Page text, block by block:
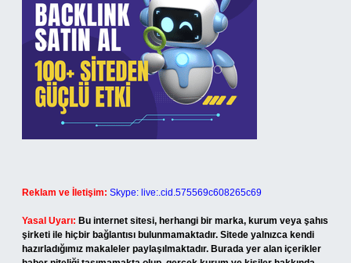
Reklam ve İletişim: Skype: live:.cid.575569c608265c69
Yasal Uyarı: Bu internet sitesi, herhangi bir marka, kurum veya şahıs
şirketi ile hiçbir bağlantısı bulunmamaktadır. Sitede yalnızca kendi
hazırladığımız makaleler paylaşılmaktadır. Burada yer alan içerikler